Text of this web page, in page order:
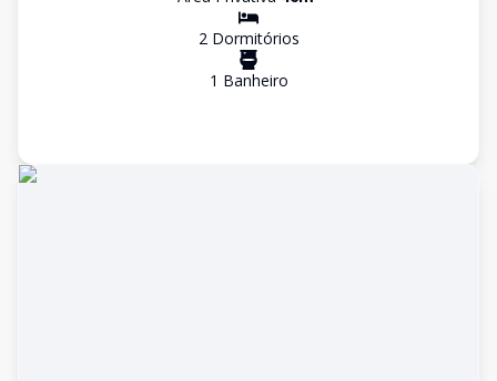
2Dormitórios
1 Banheiro